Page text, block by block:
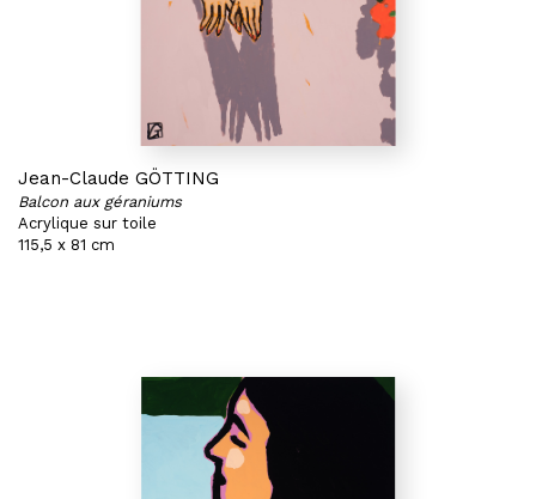
Jean-Claude GÖTTING
Balcon aux géraniums
Acrylique sur toile
115,5 x 81 cm